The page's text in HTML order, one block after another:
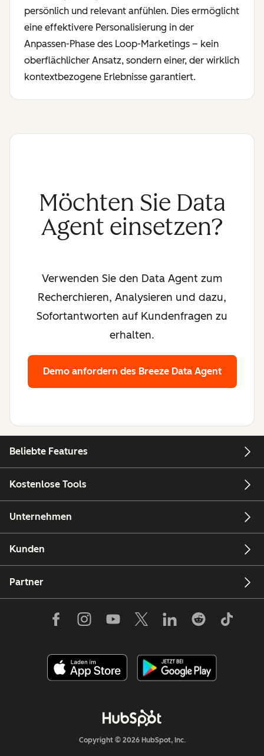
persönlich und relevant anfühlen. Dies ermöglicht
eine effektivere Personalisierung in der
Anpassen-Phase des Loop-Marketings – kein
oberflächlicher Ansatz, sondern einer, der wirklich
kontextbezogene Erlebnisse garantiert.
Möchten Sie Data
Agent einsetzen?
Verwenden Sie den Data Agent zum
Recherchieren, Analysieren und dazu,
Sofortantworten auf Kundenfragen zu
erhalten.
Demo anfordern des Breeze Data Agent
Beliebte Features
Kostenlose Tools
Unternehmen
Kunden
Partner
Copyright © 2026 HubSpot, Inc.